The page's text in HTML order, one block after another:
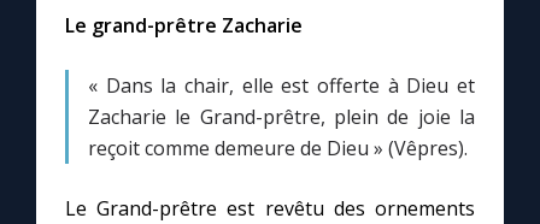
Le grand-prêtre Zacharie
« Dans la chair, elle est offerte à Dieu et
Zacharie le Grand-prêtre, plein de joie la
reçoit comme demeure de Dieu » (Vêpres).
Le Grand-prêtre est revêtu des ornements